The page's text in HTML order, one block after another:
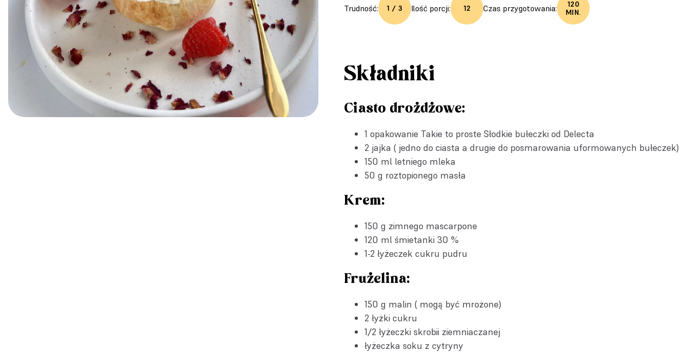
Trudność: 1 / 3 Ilość porcji: 12 Czas przygotowania:
120
MIN.
Składniki
Ciasto drożdżowe:
1 opakowanie Takie to proste Słodkie bułeczki od Delecta
2 jajka ( jedno do ciasta a drugie do posmarowania uformowanych bułeczek)
150 ml letniego mleka
50 g roztopionego masła
Krem:
150 g zimnego mascarpone
120 ml śmietanki 30 %
1-2 łyżeczek cukru pudru
Frużelina:
150 g malin ( mogą być mrożone)
2 łyżki cukru
1/2 łyżeczki skrobii ziemniaczanej
łyżeczka soku z cytryny